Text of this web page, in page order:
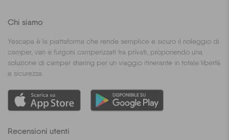
Chi siamo
Yescapa è la piattaforma che rende semplice e sicuro il noleggio di
camper, van e furgoni camperizzati tra privati, proponendo una
soluzione di camper sharing per un viaggio itinerante in totale libertà
e sicurezza.
Recensioni utenti